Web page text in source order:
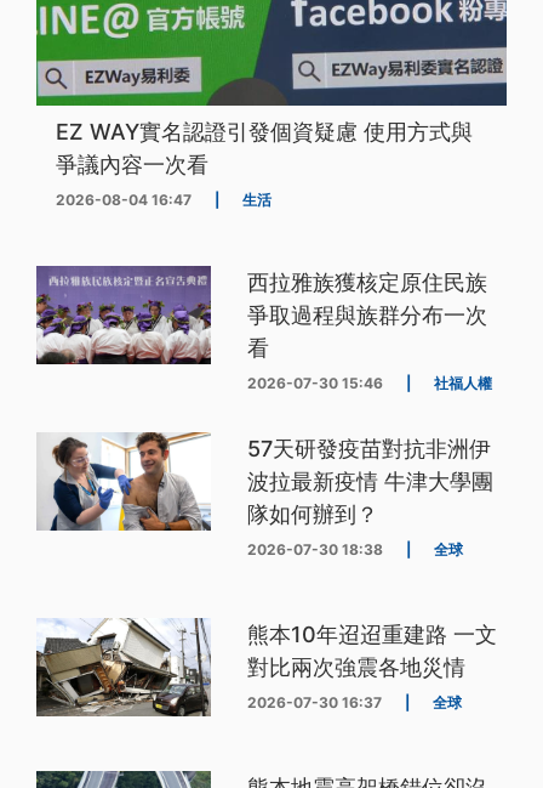
EZ WAY實名認證引發個資疑慮 使用方式與
爭議內容一次看
2026-08-04 16:47 生活
西拉雅族獲核定原住民族
爭取過程與族群分布一次
看
2026-07-30 15:46 社福人權
57天研發疫苗對抗非洲伊
波拉最新疫情 牛津大學團
隊如何辦到？
2026-07-30 18:38 全球
熊本10年迢迢重建路 一文
對比兩次強震各地災情
2026-07-30 16:37 全球